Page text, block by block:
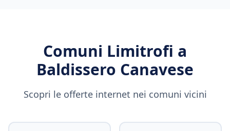
Comuni Limitrofi a
Baldissero Canavese
Scopri le offerte internet nei comuni vicini